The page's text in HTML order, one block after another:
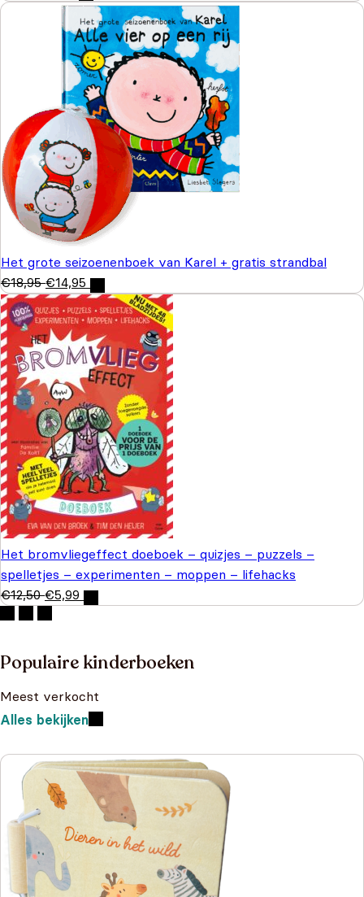
Het grote seizoenenboek van Karel + gratis strandbal
€18,95 €14,95
Het bromvliegeffect doeboek – quizjes – puzzels –
spelletjes – experimenten – moppen – lifehacks
€12,50 €5,99
Populaire kinderboeken
Meest verkocht
Alles bekijken